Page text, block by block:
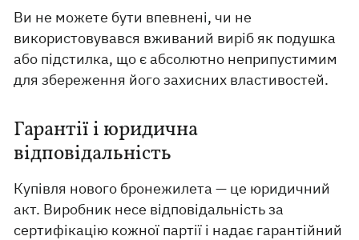
Ви не можете бути впевнені, чи не
використовувався вживаний виріб як подушка
або підстилка, що є абсолютно неприпустимим
для збереження його захисних властивостей.
Гарантії і юридична
відповідальність
Купівля нового бронежилета — це юридичний
акт. Виробник несе відповідальність за
сертифікацію кожної партії і надає гарантійний